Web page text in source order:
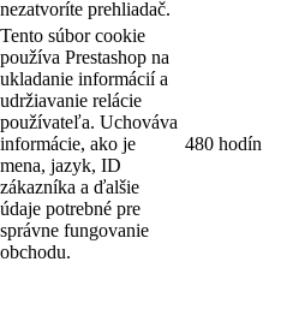
nezatvoríte prehliadač.
Tento súbor cookie
používa Prestashop na
ukladanie informácií a
udržiavanie relácie
používateľa. Uchováva
informácie, ako je
mena, jazyk, ID
zákazníka a ďalšie
údaje potrebné pre
správne fungovanie
obchodu.
480 hodín